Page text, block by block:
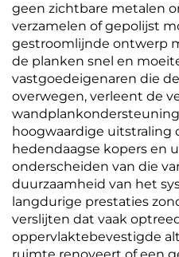
geen zichtbare metalen
verzamelen of gepolijst
gestroomlijnde ontwerp
de planken snel en
vastgoedeigenaren die
overwegen, verleent de
hoogwaardige uitstraling
hedendaagse kopers en
onderscheiden van die
duurzaamheid van het
langdurige prestaties
verslijten dat vaak
oppervlaktebevestigde